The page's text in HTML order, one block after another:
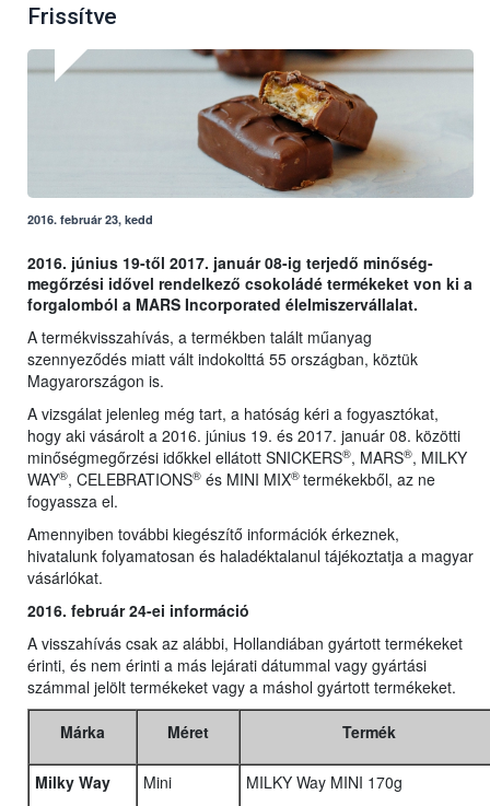
Frissítve
2016. február 23, kedd
2016. június 19-től 2017. január 08-ig terjedő minőség-
megőrzési idővel rendelkező csokoládé termékeket von ki a
forgalomból a MARS Incorporated élelmiszervállalat.
A termékvisszahívás, a termékben talált műanyag
szennyeződés miatt vált indokolttá 55 országban, köztük
Magyarországon is.
A vizsgálat jelenleg még tart, a hatóság kéri a fogyasztókat,
hogy aki vásárolt a 2016. június 19. és 2017. január 08. közötti
minőségmegőrzési időkkel ellátott SNICKERS®, MARS®, MILKY
WAY®, CELEBRATIONS® és MINI MIX® termékekből, az ne
fogyassza el.
Amennyiben további kiegészítő információk érkeznek,
hivatalunk folyamatosan és haladéktalanul tájékoztatja a magyar
vásárlókat.
2016. február 24-ei információ
A visszahívás csak az alábbi, Hollandiában gyártott termékeket
érinti, és nem érinti a más lejárati dátummal vagy gyártási
számmal jelölt termékeket vagy a máshol gyártott termékeket.
Márka Méret Termék
Milky Way Mini MILKY Way MINI 170g